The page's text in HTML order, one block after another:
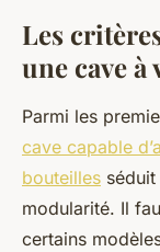
Les
une cave à
Parmi les
cave capable
bouteilles
modularité. Il
certains